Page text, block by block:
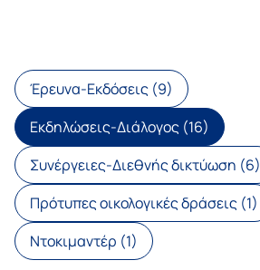
Έρευνα-Εκδόσεις (9)
Εκδηλώσεις-Διάλογος (16)
Συνέργειες-Διεθνής δικτύωση (6)
Πρότυπες οικολογικές δράσεις (1)
Ντοκιμαντέρ (1)